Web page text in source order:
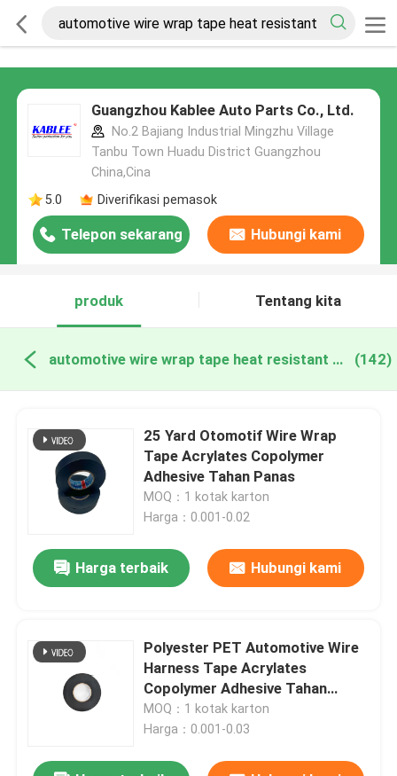
Guangzhou Kablee Auto Parts Co., Ltd.
No.2 Bajiang Industrial Mingzhu Village
Tanbu Town Huadu District Guangzhou
China,Cina
5.0
Diverifikasi pemasok
Telepon sekarang Hubungi kami
produk Tentang kita
automotive wire wrap tape heat resistant pembuatan online (142)
25 Yard Otomotif Wire Wrap
Tape Acrylates Copolymer
Adhesive Tahan Panas
MOQ：1 kotak karton
Harga：0.001-0.02
Harga terbaik Hubungi kami
Polyester PET Automotive Wire
Harness Tape Acrylates
Copolymer Adhesive Tahan
Panas
MOQ：1 kotak karton
Harga：0.001-0.03